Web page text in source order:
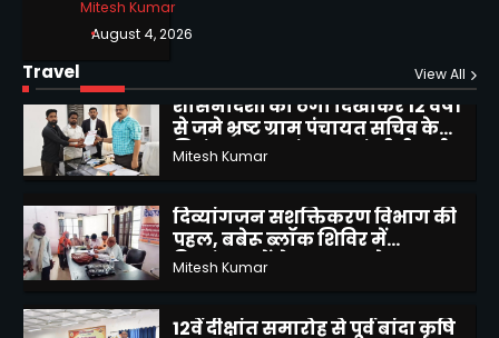
Mitesh Kumar
August 4, 2026
Travel View All
2
शासनादेशों को ठेंगा दिखाकर 12 वर्षों
से जमे भ्रष्ट ग्राम पंचायत सचिव के
निलंबन, स्थानांतरण एवं सीबीआई
जांच की उठाई मांग
दिव्यांगजन सशक्तिकरण विभाग की
पहल, बबेरू ब्लॉक शिविर में
4
12वें दीक्षांत समारोह से पूर्व बांदा कृषि
विश्वविद्यालय में दीक्षोत्सव 2026 का